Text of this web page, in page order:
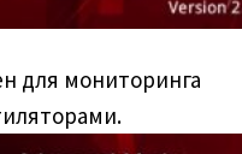
для мониторинга